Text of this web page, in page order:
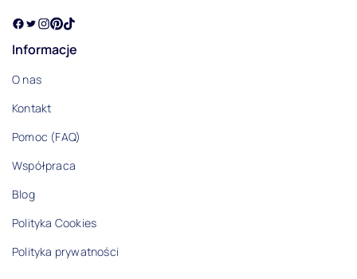
Informacje
O nas
Kontakt
Pomoc (FAQ)
Współpraca
Blog
Polityka Cookies
Polityka prywatności